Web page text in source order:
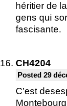
héritier de
gens qui
fascisante.
CH4204
Posted 29
C’est